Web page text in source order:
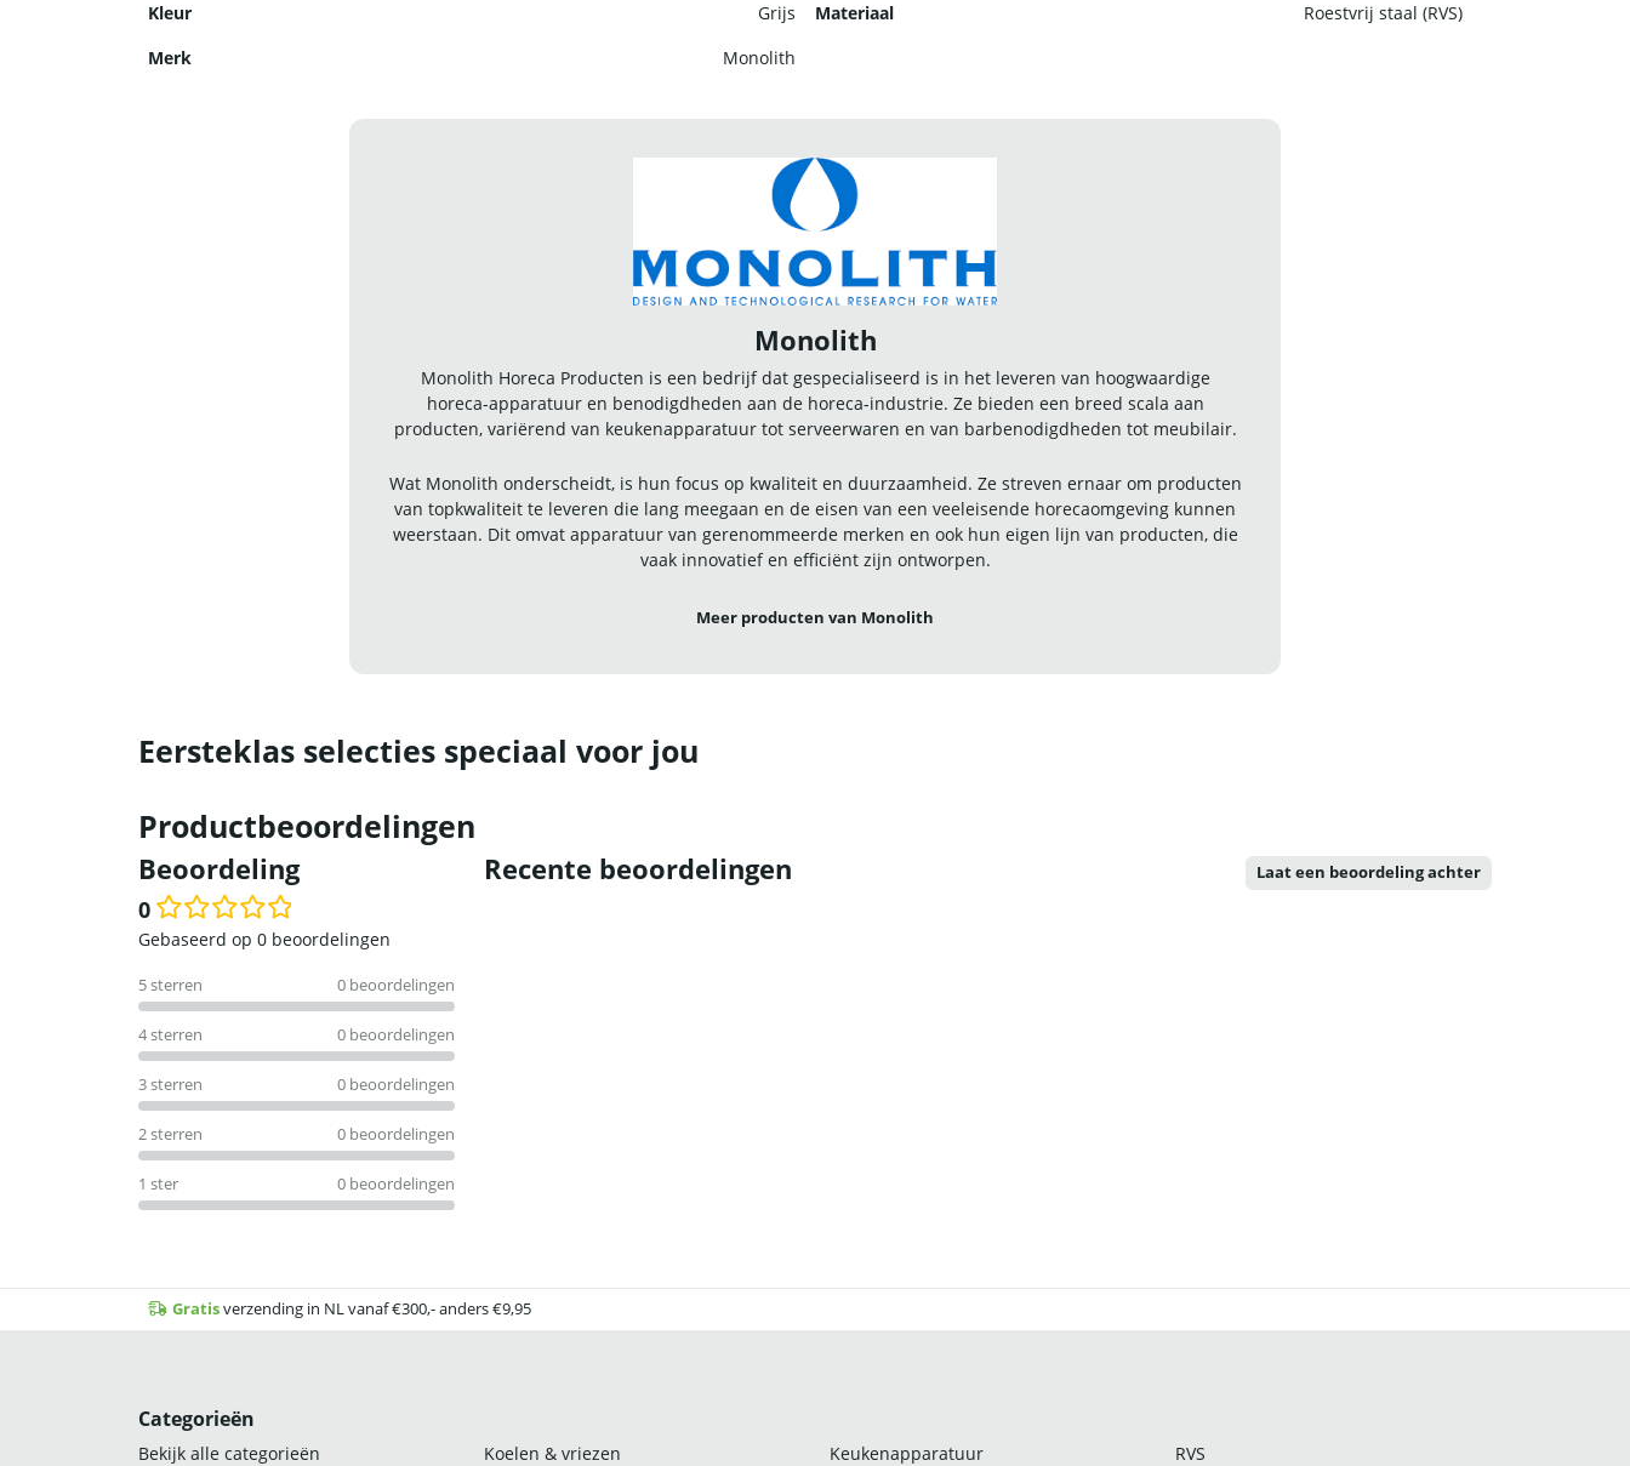
Kleur
Grijs Materiaal
Roestvrij staal (RVS)
Merk
Monolith
Monolith
Monolith Horeca Producten is een bedrijf dat gespecialiseerd is in het leveren van hoogwaardige
horeca-apparatuur en benodigdheden aan de horeca-industrie. Ze bieden een breed scala aan
producten, variërend van keukenapparatuur tot serveerwaren en van barbenodigdheden tot meubilair.
Wat Monolith onderscheidt, is hun focus op kwaliteit en duurzaamheid. Ze streven ernaar om producten
van topkwaliteit te leveren die lang meegaan en de eisen van een veeleisende horecaomgeving kunnen
weerstaan. Dit omvat apparatuur van gerenommeerde merken en ook hun eigen lijn van producten, die
vaak innovatief en efficiënt zijn ontworpen.
Meer producten van Monolith
Eersteklas selecties speciaal voor jou
Productbeoordelingen
Beoordeling
0
Waardering
uit
5
Gebaseerd op 0 beoordelingen
5 sterren 0 beoordelingen
4 sterren 0 beoordelingen
3 sterren 0 beoordelingen
2 sterren 0 beoordelingen
1 ster 0 beoordelingen
Recente beoordelingen Laat een beoordeling achter
Gratisverzending in NL vanaf €300,- anders €9,95
Categorieën
Bekijk alle categorieën Koelen & vriezen Keukenapparatuur
RVS